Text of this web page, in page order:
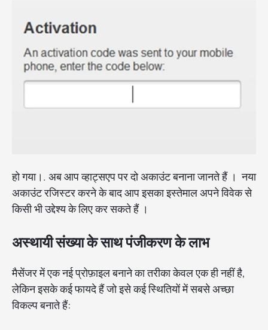
हो गया।. अब आप व्हाट्सएप पर दो अकाउंट बनाना जानते हैं । नया
अकाउंट रजिस्टर करने के बाद आप इसका इस्तेमाल अपने विवेक से
किसी भी उद्देश्य के लिए कर सकते हैं ।
अस्थायी संख्या के साथ पंजीकरण के लाभ
मैसेंजर में एक नई प्रोफ़ाइल बनाने का तरीका केवल एक ही नहीं है,
लेकिन इसके कई फायदे हैं जो इसे कई स्थितियों में सबसे अच्छा
विकल्प बनाते हैं: